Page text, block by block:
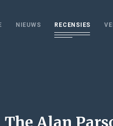
NIEUWS RECENSIES
The Alan